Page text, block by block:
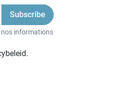
nos informations